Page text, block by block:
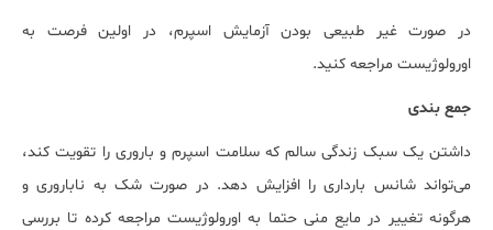
در صورت غیر طبیعی بودن آزمایش اسپرم، در اولین فرصت به
اورولوژیست مراجعه کنید.
جمع بندی
داشتن یک سبک زندگی سالم که سلامت اسپرم و باروری را تقویت کند،
می‌تواند شانس بارداری را افزایش دهد. در صورت شک به ناباروری و
هرگونه تغییر در مایع منی حتما به اورولوژیست مراجعه کرده تا بررسی